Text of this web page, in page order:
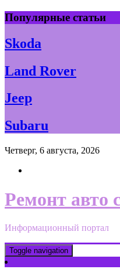
Skip
to
content
Популярные статьи
Skoda
Land Rover
Jeep
Subaru
Четверг, 6 августа, 2026
Ремонт авто
Информационный портал
Toggle navigation